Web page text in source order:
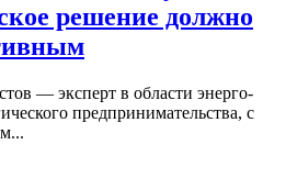
решение должно
— эксперт в области энерго-
предпринимательства, с